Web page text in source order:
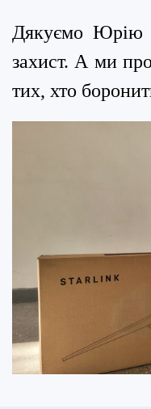
Дякуємо Юрію
захист. А ми
тих, хто